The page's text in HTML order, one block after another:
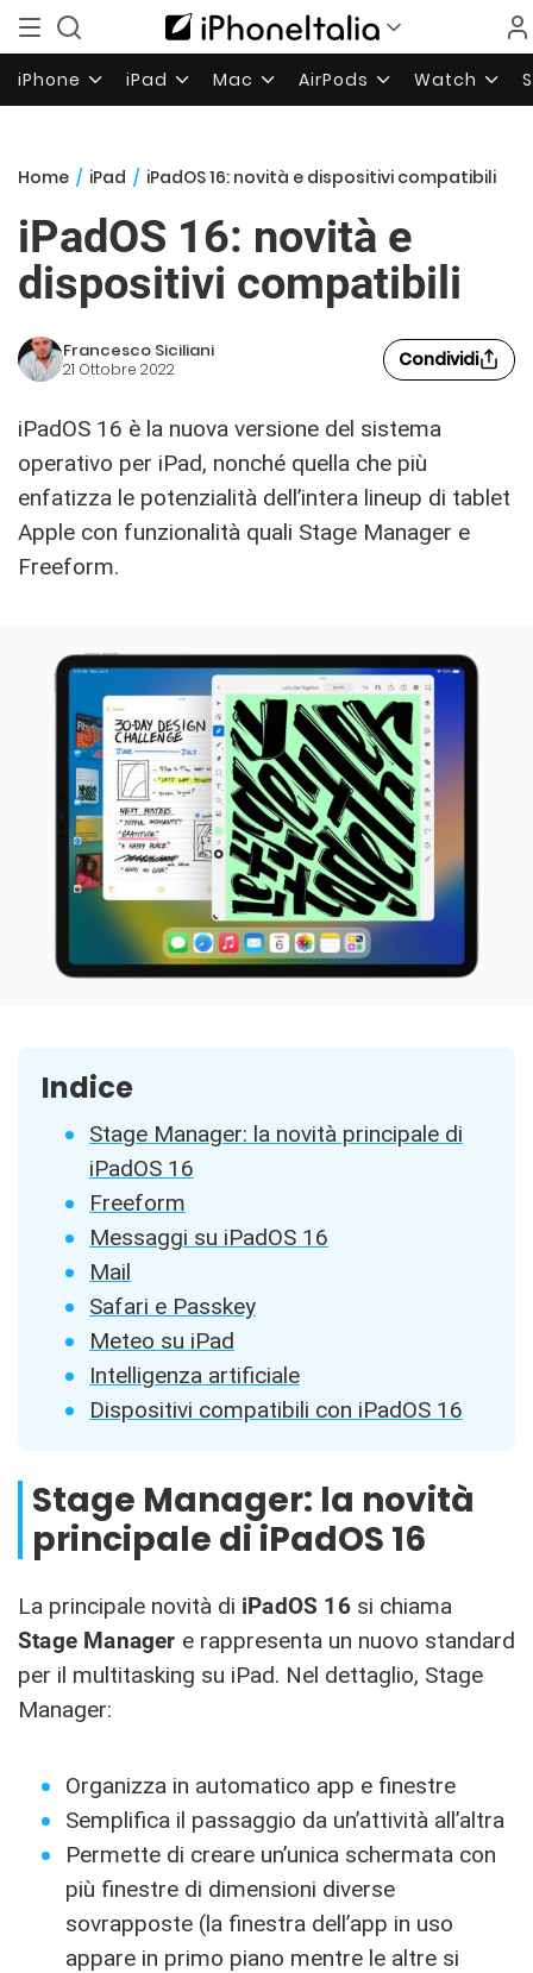
iPhone iPad Mac AirPods Watch
Home / iPad / iPadOS 16: novità e dispositivi compatibili
iPadOS 16: novità e
dispositivi compatibili
Francesco Siciliani
21 Ottobre 2022 Condividi
iPadOS 16 è la nuova versione del sistema
operativo per iPad, nonché quella che più
enfatizza le potenzialità dell’intera lineup di tablet
Apple con funzionalità quali Stage Manager e
Freeform.
Indice
Stage Manager: la novità principale di
iPadOS 16
Freeform
Messaggi su iPadOS 16
Mail
Safari e Passkey
Meteo su iPad
Intelligenza artificiale
Dispositivi compatibili con iPadOS 16
Stage Manager: la novità
principale di iPadOS 16
La principale novità di iPadOS 16si chiama
Stage Manager e rappresenta un nuovo standard
per il multitasking su iPad. Nel dettaglio, Stage
Manager:
Organizza in automatico app e finestre
Semplifica il passaggio da un’attività all’altra
Permette di creare un’unica schermata con
più finestre di dimensioni diverse
sovrapposte (la finestra dell’app in uso
appare in primo piano mentre le altre si